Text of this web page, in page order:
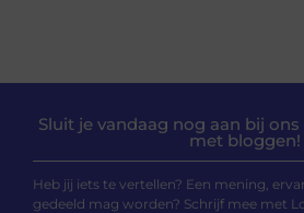
Sluit je vandaag nog aan bij
met bloggen!
Heb jij iets te vertellen? Een mening,
gedeeld mag worden? Schrijf mee met